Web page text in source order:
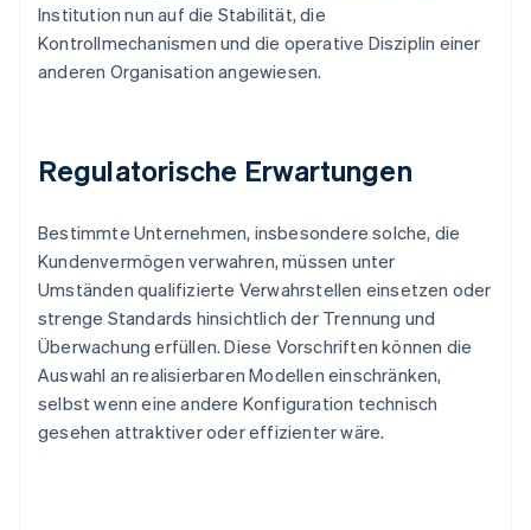
Institution nun auf die Stabilität, die
Kontrollmechanismen und die operative Disziplin einer
anderen Organisation angewiesen.
Regulatorische Erwartungen
Bestimmte Unternehmen, insbesondere solche, die
Kundenvermögen verwahren, müssen unter
Umständen qualifizierte Verwahrstellen einsetzen oder
strenge Standards hinsichtlich der Trennung und
Überwachung erfüllen. Diese Vorschriften können die
Auswahl an realisierbaren Modellen einschränken,
selbst wenn eine andere Konfiguration technisch
gesehen attraktiver oder effizienter wäre.